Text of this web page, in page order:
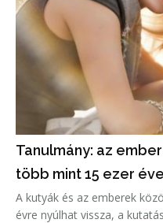
Tanulmány: az
több mint 15 ezer
A kutyák és az emberek
évre nyúlhat vissza, a